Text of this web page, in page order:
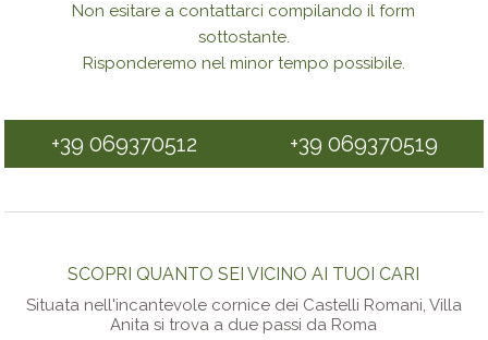
Non esitare a contattarci compilando il form
sottostante.
Risponderemo nel minor tempo possibile.
+39 069370512 +39 069370519
SCOPRI QUANTO SEI VICINO AI TUOI CARI
Situata nell'incantevole cornice dei Castelli Romani, Villa
Anita si trova a due passi da Roma